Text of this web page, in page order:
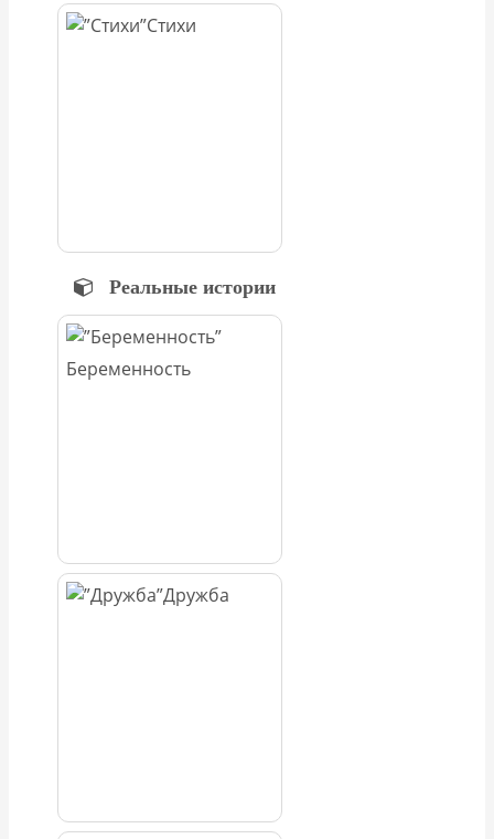
Стихи
Реальные истории
Беременность
Дружба